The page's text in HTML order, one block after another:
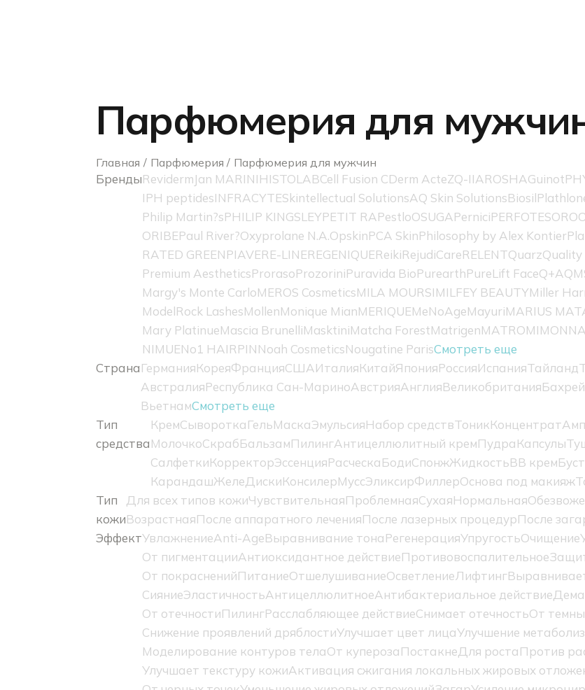
Парфюмерия для
Главная Парфюмерия Парфюмерия для мужчин
БрендыRevidermJan MARINIHISTOLABCell Fusion CDerm ActeZQ-IIAROSHAGuinot
IPH peptidesINFRACYTESkintellectual SolutionsAQ Skin SolutionsBiosil
Philip Martin?sPHILIP KINGSLEYPETIT RAPestloOSUGAPerniciPERFOTESORO
ORIBEPaul River?Oxyprolane N.A.OpskinPCA SkinPhilosophy by Alex Kontier
RATED GREENPIAVERE-LINEREGENIQUEReikiRejudiCareRELENTQuarzQuality
Premium AestheticsProrasoProzoriniPuravida BioPurearthPureLift FaceQ+A
Margy's Monte CarloMEROS CosmeticsMILA MOURSIMILFEY BEAUTYMiller
ModelRock LashesMollenMonique MianMERIQUEMeNoAgeMayuriMARIUS
Mary PlatinueMascia BrunelliMasktiniMatcha ForestMatrigenMATROMI
NIMUENo1 HAIRPINNoah CosmeticsNougatine ParisСмотреть еще
СтранаГерманияКореяФранцияСШАИталияКитайЯпонияРоссияИспанияТайланд
АвстралияРеспублика Сан-МариноАвстрияАнглияВеликобритания
ВьетнамСмотреть еще
Тип
средства
КремСывороткаГельМаскаЭмульсияНабор средствТоникКонцентрат
МолочкоСкрабБальзамПилингАнтицеллюлитный кремПудраКапсулы
СалфеткиКорректорЭссенцияРасческаБодиСпонжЖидкостьBB крем
КарандашЖелеДискиКонсилерМуссЭликсирФиллерОснова под макияж
Тип
кожи
Для всех типов кожиЧувствительнаяПроблемнаяСухаяНормальная
ВозрастнаяПосле аппаратного леченияПосле лазерных процедурПосле
ЭффектУвлажнениеAnti-AgeВыравнивание тонаРегенерацияУпругостьОчищение
От пигментацииАнтиоксидантное действиеПротивовоспалительное
От покрасненийПитаниеОтшелушиваниеОсветлениеЛифтинг
СияниеЭластичностьАнтицеллюлитноеАнтибактериальное действие
От отечностиПилингРасслабляющее действиеСнимает отечностьОт
Снижение проявлений дряблостиУлучшает цвет лицаУлучшение
Моделирование контуров телаОт куперозаПостакнеДля ростаПротив
Улучшает текстуру кожиАктивация сжигания локальных жировых